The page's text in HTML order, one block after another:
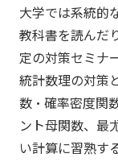
大学では系統的
教科書を読んだ
定の対策セミナ
統計数理の対策
数・確率密度関
ント母関数、最
い計算に習熟す